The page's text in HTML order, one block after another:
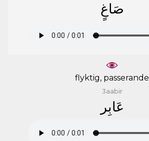
ﺻَﺎﻍٍ
flyktig, passerande
3aabir
ﻋَﺎﺑِﺮ